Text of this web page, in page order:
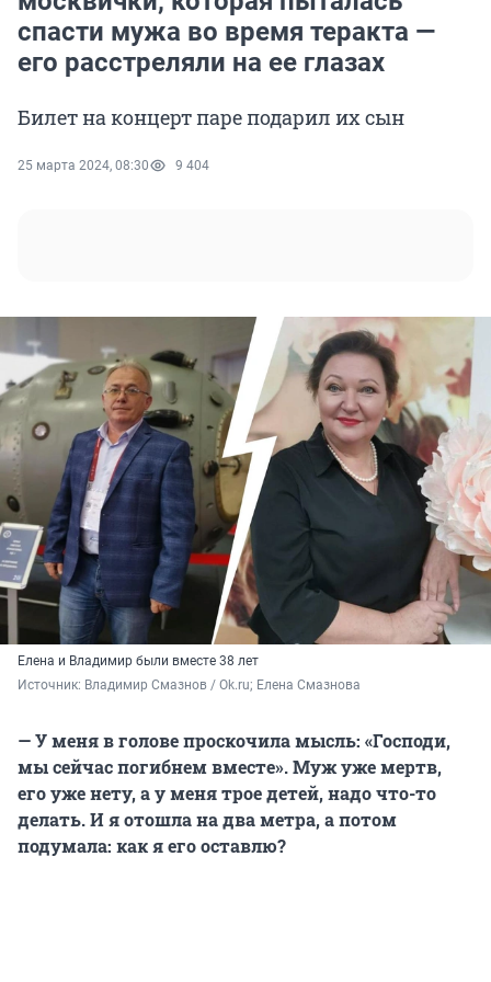
спасти мужа во время теракта —
его расстреляли на ее глазах
Билет на концерт паре подарил их сын
25 марта 2024, 08:30 9 404
Елена и Владимир были вместе 38 лет
Источник: Владимир Смазнов / Ok.ru; Елена Смазнова
— У меня в голове проскочила мысль: «Господи,
мы сейчас погибнем вместе». Муж уже мертв,
его уже нету, а у меня трое детей, надо что-то
делать. И я отошла на два метра, а потом
подумала: как я его оставлю?